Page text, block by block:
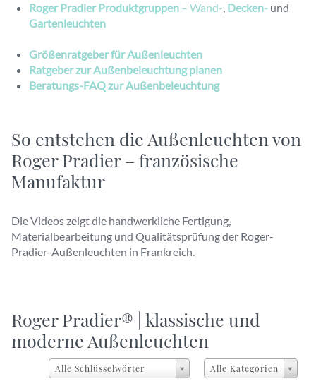
Roger Pradier Produktgruppen – Wand-, Decken- und
Gartenleuchten
Größenratgeber für Außenleuchten
Ratgeber zur Außenbeleuchtung planen
Beratungs-FAQ zur Außenbeleuchtung
So entstehen die Außenleuchten von
Roger Pradier – französische
Manufaktur
Die Videos zeigt die handwerkliche Fertigung,
Materialbearbeitung und Qualitätsprüfung der Roger-
Pradier-Außenleuchten in Frankreich.
Roger Pradier® | klassische und
moderne Außenleuchten
Alle Kategorien
Alle Schlüsselwörter